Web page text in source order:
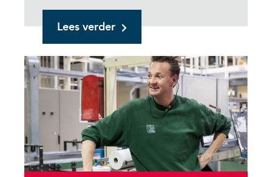
Lees verder